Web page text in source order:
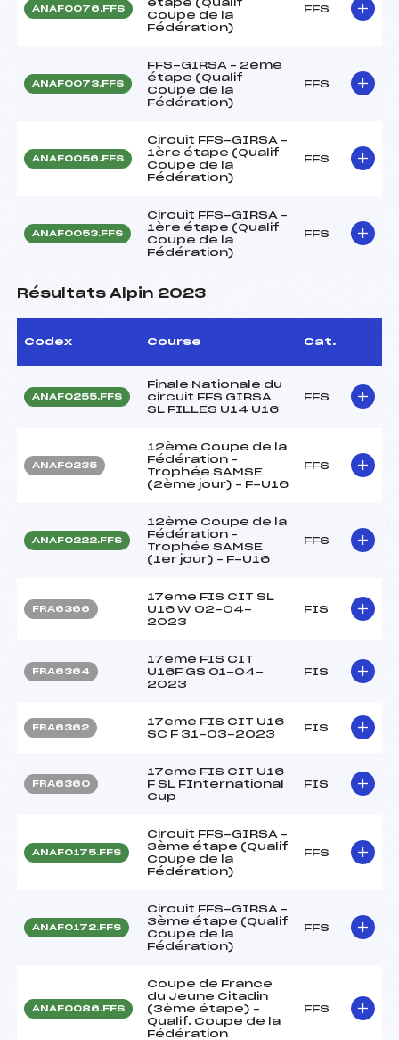
ANAF0076.FFS
étape (Qualif
Coupe de la
Fédération)
FFS
ANAF0073.FFS
FFS-GIRSA – 2eme
étape (Qualif
Coupe de la
Fédération)
FFS
ANAF0056.FFS
Circuit FFS-GIRSA –
1ère étape (Qualif
Coupe de la
Fédération)
FFS
ANAF0053.FFS
Circuit FFS-GIRSA –
1ère étape (Qualif
Coupe de la
Fédération)
FFS
Résultats Alpin 2023
Codex Course Cat.
ANAF0255.FFS
Finale Nationale du
circuit FFS GIRSA
SL FILLES U14 U16
FFS
ANAF0235
12ème Coupe de la
Fédération –
Trophée SAMSE
(2ème jour) – F-U16
FFS
ANAF0222.FFS
12ème Coupe de la
Fédération –
Trophée SAMSE
(1er jour) – F-U16
FFS
FRA6366
17eme FIS CIT SL
U16 W 02-04-
2023
FIS
FRA6364
17eme FIS CIT
U16F GS 01-04-
2023
FIS
FRA6362
17eme FIS CIT U16
SC F 31-03-2023
FIS
FRA6360
17eme FIS CIT U16
F SL FInternational
Cup
FIS
ANAF0175.FFS
Circuit FFS-GIRSA –
3ème étape (Qualif
Coupe de la
Fédération)
FFS
ANAF0172.FFS
Circuit FFS-GIRSA –
3ème étape (Qualif
Coupe de la
Fédération)
FFS
ANAF0086.FFS
Coupe de France
du Jeune Citadin
(3ème étape) –
Qualif. Coupe de la
Fédération
FFS